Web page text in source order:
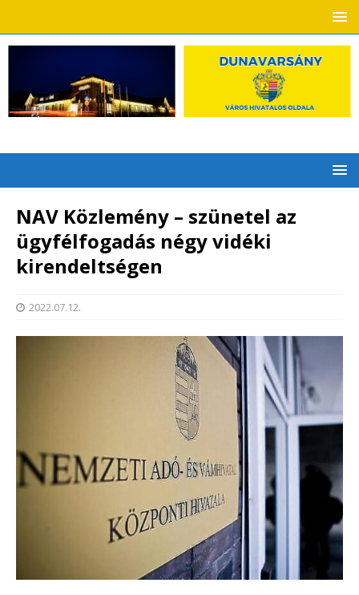
NAV Közlemény – szünetel az
ügyfélfogadás négy vidéki
kirendeltségen
2022.07.12.